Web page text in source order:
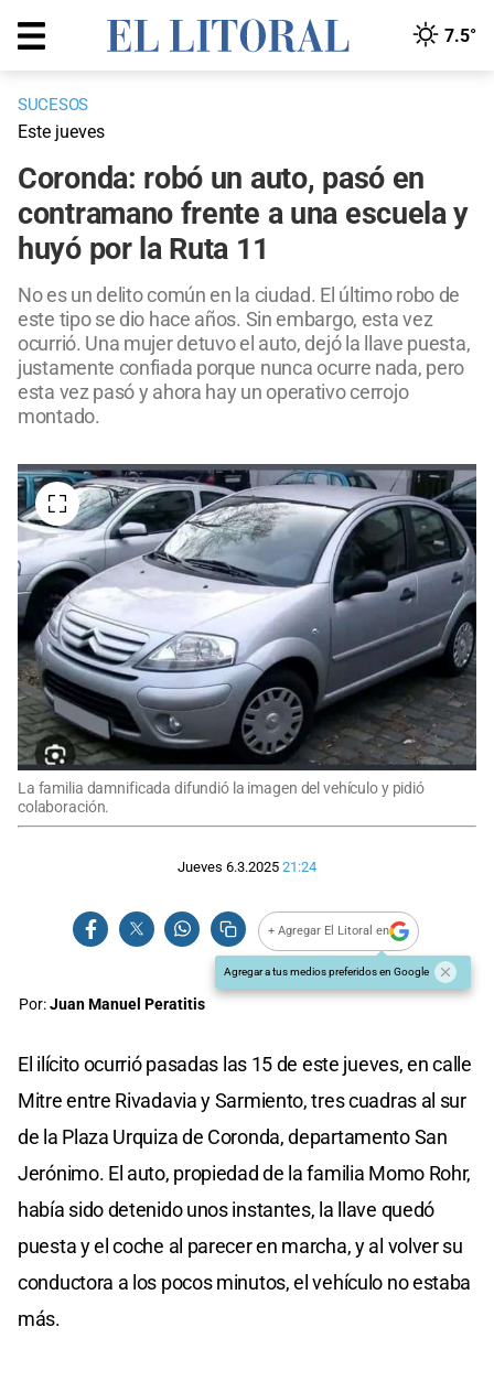
7.5°
SUCESOS
Este jueves
Coronda: robó un auto, pasó en
contramano frente a una escuela y
huyó por la Ruta 11
No es un delito común en la ciudad. El último robo de
este tipo se dio hace años. Sin embargo, esta vez
ocurrió. Una mujer detuvo el auto, dejó la llave puesta,
justamente confiada porque nunca ocurre nada, pero
esta vez pasó y ahora hay un operativo cerrojo
montado.
La familia damnificada difundió la imagen del vehículo y pidió
colaboración.
Jueves 6.3.2025 21:24
+ Agregar El Litoral en
Agregar a tus medios preferidos en Google
Por:Juan Manuel Peratitis
El ilícito ocurrió pasadas las 15 de este jueves, en calle
Mitre entre Rivadavia y Sarmiento, tres cuadras al sur
de la Plaza Urquiza de Coronda, departamento San
Jerónimo. El auto, propiedad de la familia Momo Rohr,
había sido detenido unos instantes, la llave quedó
puesta y el coche al parecer en marcha, y al volver su
conductora a los pocos minutos, el vehículo no estaba
más.